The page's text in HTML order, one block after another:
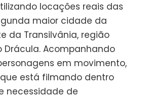
locações reais das
maior cidade da
da Transilvânia, região
Drácula. Acompanhando
em movimento,
está filmando dentro
necessidade de